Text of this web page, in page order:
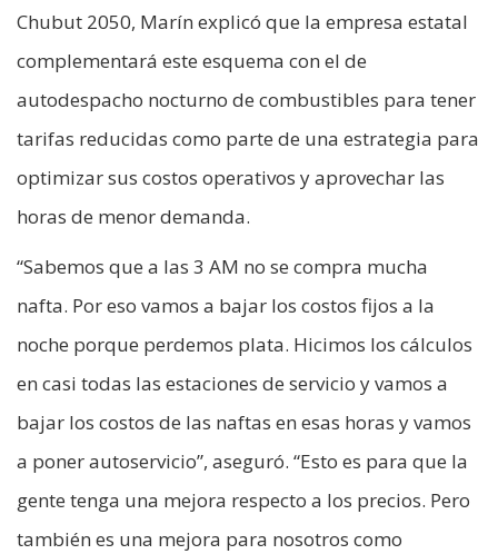
Chubut 2050, Marín explicó que la empresa estatal
complementará este esquema con el de
autodespacho nocturno de combustibles para tener
tarifas reducidas como parte de una estrategia para
optimizar sus costos operativos y aprovechar las
horas de menor demanda.
“Sabemos que a las 3 AM no se compra mucha
nafta. Por eso vamos a bajar los costos fijos a la
noche porque perdemos plata. Hicimos los cálculos
en casi todas las estaciones de servicio y vamos a
bajar los costos de las naftas en esas horas y vamos
a poner autoservicio”, aseguró. “Esto es para que la
gente tenga una mejora respecto a los precios. Pero
también es una mejora para nosotros como